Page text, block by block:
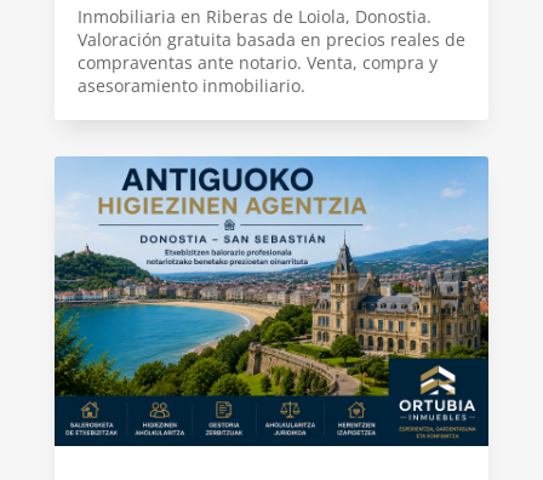
Inmobiliaria en Riberas de Loiola, Donostia.
Valoración gratuita basada en precios reales de
compraventas ante notario. Venta, compra y
asesoramiento inmobiliario.